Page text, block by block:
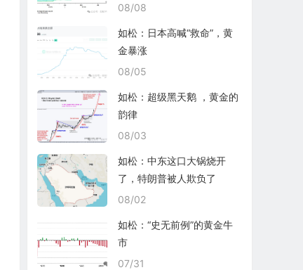
08/08
如松：日本高喊“救命”，黄
金暴涨
08/05
如松：超级黑天鹅 ，黄金的
韵律
08/03
如松：中东这口大锅烧开
了，特朗普被人欺负了
08/02
如松：“史无前例”的黄金牛
市
07/31